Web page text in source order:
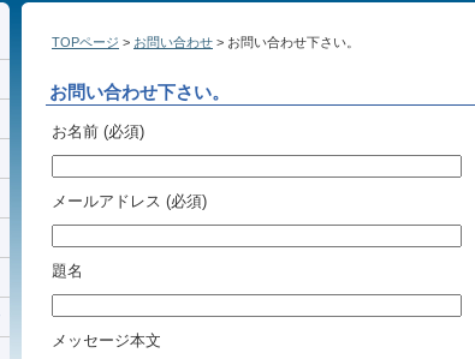
TOPページ > お問い合わせ > お問い合わせ下さい。
お問い合わせ下さい。
お名前 (必須)
メールアドレス (必須)
題名
メッセージ本文